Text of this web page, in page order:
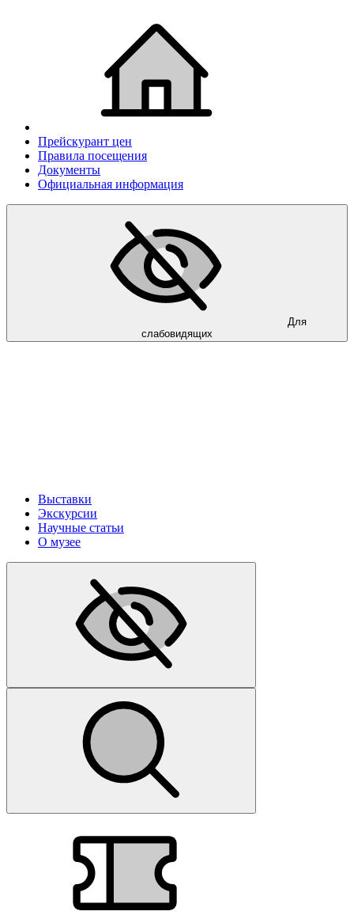
Прейскурант цен
Правила посещения
Документы
Официальная информация
Для
слабовидящих
Выставки
Экскурсии
Научные статьи
О музее